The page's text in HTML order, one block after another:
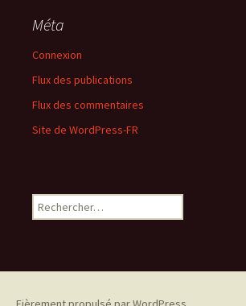
Méta
Connexion
Flux des publications
Flux des commentaires
Site de WordPress-FR
Rechercher :